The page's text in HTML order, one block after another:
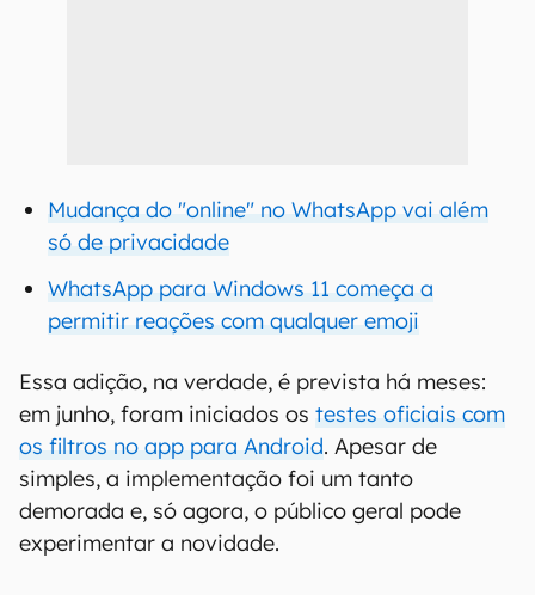
Mudança do "online" no WhatsApp vai além
só de privacidade
WhatsApp para Windows 11 começa a
permitir reações com qualquer emoji
Essa adição, na verdade, é prevista há meses:
em junho, foram iniciados os testes oficiais com
os filtros no app para Android. Apesar de
simples, a implementação foi um tanto
demorada e, só agora, o público geral pode
experimentar a novidade.